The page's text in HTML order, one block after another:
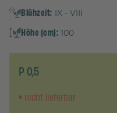
Blühzeit: IX - VIII
Höhe (cm): 100
P 0,5
nicht lieferbar